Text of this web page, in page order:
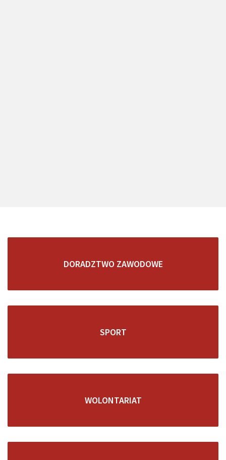
DORADZTWO ZAWODOWE
SPORT
WOLONTARIAT